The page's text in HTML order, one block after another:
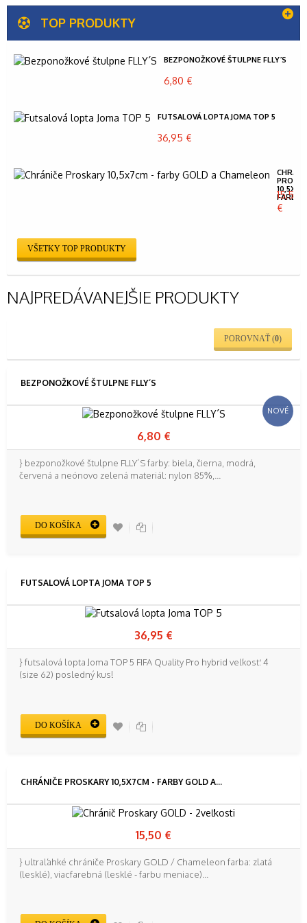
TOP PRODUKTY
BEZPONOŽKOVÉ ŠTULPNE FLLY´S
6,80 €
FUTSALOVÁ LOPTA JOMA TOP 5
36,95 €
FARBY...
15,50
€
VŠETKY TOP PRODUKTY
NAJPREDÁVANEJŠIE PRODUKTY
POROVNAŤ (0)
BEZPONOŽKOVÉ ŠTULPNE FLLY´S
NOVÉ
6,80 €
} bezponožkové štulpne FLLY´S farby: biela, čierna, modrá,
červená a neónovo zelená materiál: nylon 85%,...
DO KOŠÍKA
FUTSALOVÁ LOPTA JOMA TOP 5
36,95 €
} futsalová lopta Joma TOP 5 FIFA Quality Pro hybrid veľkosť: 4
(size 62) posledný kus!
DO KOŠÍKA
CHRÁNIČE PROSKARY 10,5X7CM - FARBY GOLD A...
15,50 €
} ultraľahké chrániče Proskary GOLD / Chameleon farba: zlatá
(lesklé), viacfarebná (lesklé - farbu meniace)...